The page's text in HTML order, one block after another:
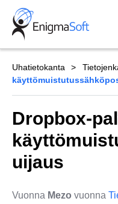
Skip
content
Uhatietokanta
Dropbox-
uijaus
Vuonna Mezo vuonna